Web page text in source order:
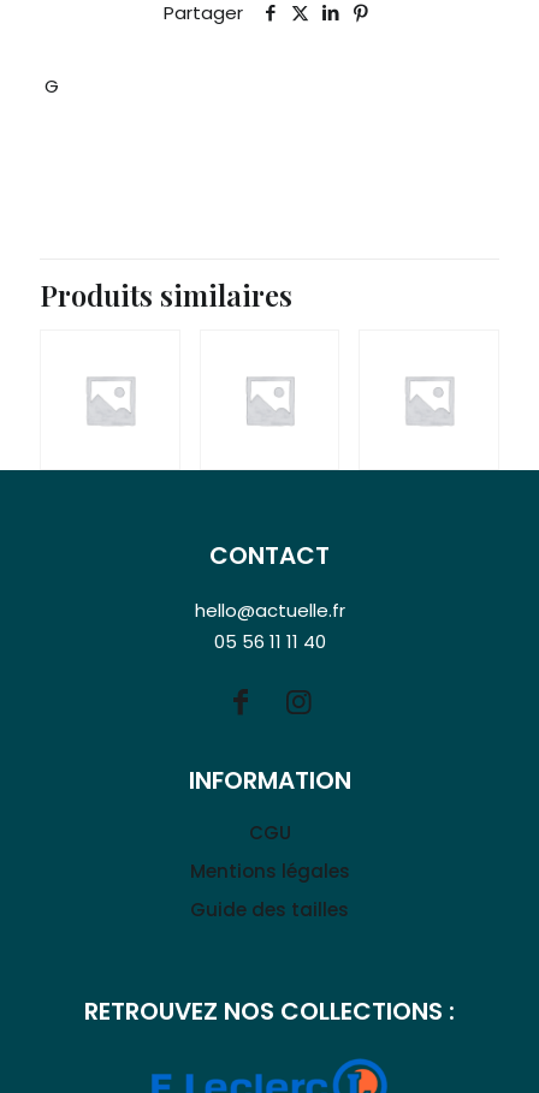
Partager
G
Produits similaires
CONTACT
hello@actuelle.fr
05 56 11 11 40
INFORMATION
CGU
Mentions légales
Guide des tailles
RETROUVEZ NOS COLLECTIONS :